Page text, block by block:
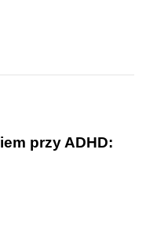
przy ADHD: